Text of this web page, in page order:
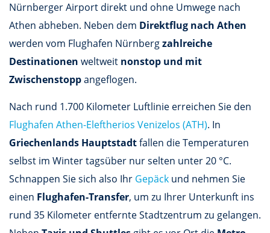
Nürnberger Airport direkt und ohne Umwege nach
Athen abheben. Neben dem Direktflug nach Athen
werden vom Flughafen Nürnbergzahlreiche
Destinationen weltweit nonstop und mit
Zwischenstoppangeflogen.
Nach rund 1.700 Kilometer Luftlinie erreichen Sie den
Flughafen Athen-Eleftherios Venizelos (ATH). In
Griechenlands Hauptstadtfallen die Temperaturen
selbst im Winter tagsüber nur selten unter 20 °C.
Schnappen Sie sich also Ihr Gepäck und nehmen Sie
einen Flughafen-Transfer, um zu Ihrer Unterkunft ins
rund 35 Kilometer entfernte Stadtzentrum zu gelangen.